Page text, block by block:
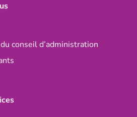
conseil d’administration